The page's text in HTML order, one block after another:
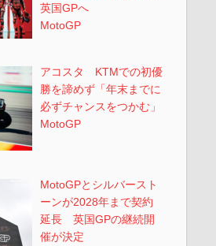
英国GPへ
MotoGP
アコスタ KTMでの初優
勝を諦めず「年末までに
必ずチャンスをつかむ」
MotoGP
MotoGPとシルバースト
ーンが2028年まで契約
延長 英国GPの継続開
催が決定